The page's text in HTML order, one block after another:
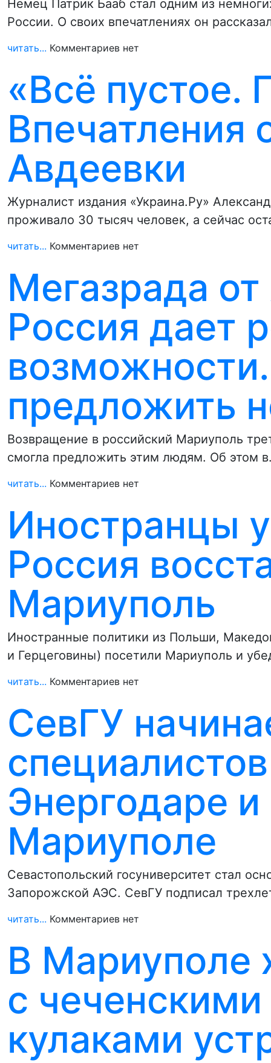
Немец Патрик Бааб стал одним из
России. О своих впечатлениях он
читать... Комментариев нет
«Всё пустое.
Впечатления
Авдеевки
Журналист издания «Украина.Ру»
проживало 30 тысяч человек, а сейчас
читать... Комментариев нет
Мегазрада
Россия дает
предложить
Возвращение в российский Мариуполь
смогла предложить этим людям. Об этом
читать... Комментариев нет
Иностранцы
Россия
Мариуполь
Иностранные политики из Польши,
и Герцеговины) посетили Мариуполь и
читать... Комментариев нет
СевГУ
Энергодаре и
Мариуполе
Севастопольский госуниверситет стал
Запорожской АЭС. СевГУ подписал
читать... Комментариев нет
В Мариуполе
с
кулаками